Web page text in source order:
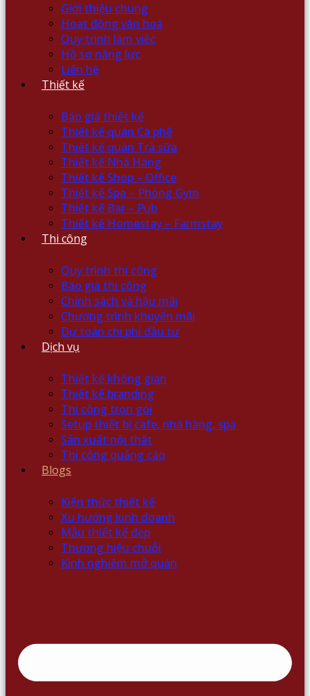
Giới thiệu chung
Hoạt động văn hoá
Quy trình làm việc
Hồ sơ năng lực
Liên hệ
Thiết kế
Báo giá thiết kế
Thiết kế quán Cà phê
Thiết kế quán Trà sữa
Thiết kế Nhà Hàng
Thiết kế Shop – Office
Thiết kế Spa – Phòng Gym
Thiết kế Bar – Pub
Thiết kế Homestay – Farmstay
Thi công
Quy trình thi công
Báo giá thi công
Chính sách và hậu mãi
Chương trình khuyến mãi
Dự toán chi phí đầu tư
Dịch vụ
Thiết kế không gian
Thiết kế branding
Thi công trọn gói
Setup thiết bị cafe, nhà hàng, spa
Sản xuất nội thất
Thi công quảng cáo
Blogs
Kiến thức thiết kế
Xu hướng kinh doanh
Mẫu thiết kế đẹp
Thương hiệu chuỗi
Kinh nghiệm mở quán